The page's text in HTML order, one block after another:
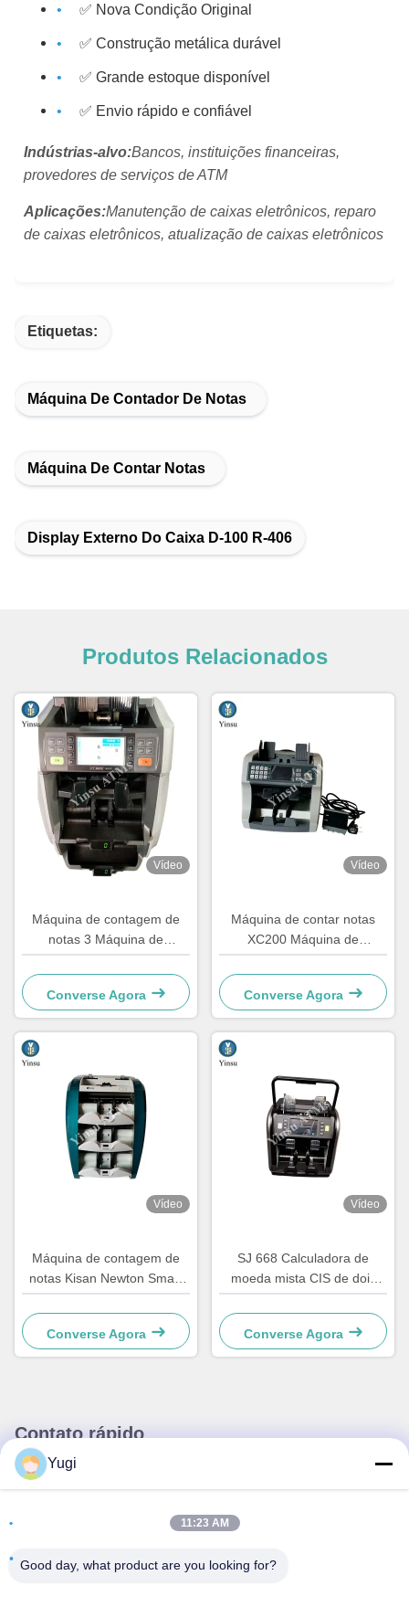
✅ Nova Condição Original
✅ Construção metálica durável
✅ Grande estoque disponível
✅ Envio rápido e confiável
Indústrias-alvo:Bancos, instituições financeiras,
provedores de serviços de ATM
Aplicações:Manutenção de caixas eletrônicos, reparo
de caixas eletrônicos, atualização de caixas eletrônicos
Etiquetas:
Máquina De Contador De Notas
Máquina De Contar Notas
Display Externo Do Caixa D-100 R-406
Produtos Relacionados
Vídeo
Máquina de contagem de
notas 3 Máquina de
classificação de notas de
bolso YS 9200
Converse Agora
Vídeo
Máquina de contar notas
XC200 Máquina de
classificação de notas
Converse Agora
Vídeo
Máquina de contagem de
notas Kisan Newton Smart
K3 Máquina de classificação
de notas bancárias
Converse Agora
Vídeo
SJ 668 Calculadora de
moeda mista CIS de dois
bolsos com alça
incorporada, moeda de
impressão térmica,
calculadora de bateria
Converse Agora
Contato rápido
Endereço
EastRoad, Shunjiang Community Industrial Park, Beijiao
Yugi
11:23 AM
Good day, what product are you looking for?